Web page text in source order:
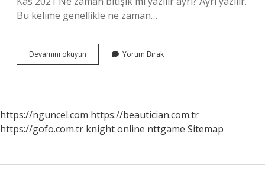
Bu kelime genellikle ne zaman…
Devamını okuyun
Ne
Yorum Bırak
https://nguncel.com https://beautician.com.tr
https://gofo.com.tr knight online nttgame Sitemap